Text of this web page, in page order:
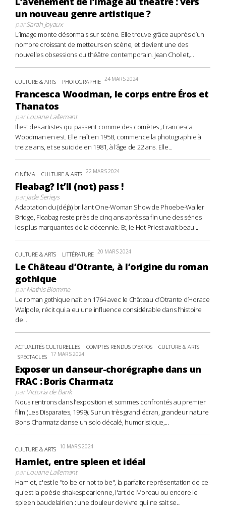
un nouveau genre artistique ?
parSarah Joyaux
L’image monte désormais sur scène. Elle trouve grâce auprès d’un
nombre croissant de metteurs en scène, et devient une des
nouvelles obsessions du théâtre contemporain. Jean Chollet,...
CULTURE & ARTS PHOTOGRAPHIE 24 MARS 2024
Francesca Woodman, le corps entre Éros et
Thanatos
parLouane Lallemant
Il est des artistes qui passent comme des comètes ; Francesca
Woodman en est. Elle naît en 1958, commence la photographie à
treize ans, et se suicide en 1981, à l’âge de 22 ans. Elle...
CINÉMA CULTURE & ARTS 22 MARS 2024
Fleabag? It’ll (not) pass !
parJade Serieys
Adaptation du (déjà) brillant One-Woman Show de Phoebe-Waller
Bridge, Fleabag reste près de cinq ans après sa fin une des séries
les plus marquantes de la décennie. Et, le Hot Priest avait beau...
CULTURE & ARTS LITTÉRATURE 20 MARS 2024
Le Château d’Otrante, à l’origine du roman
gothique
parMathis Blomme
Le roman gothique naît en 1764 avec le Château d’Otrante d’Horace
Walpole, récit qui a eu une influence considérable dans l’histoire
de...
ACTUALITÉS CULTURELLES COMPTES RENDUS D'EXPOS
CULTURE & ARTS
SPECTACLES 17 MARS 2024
Exposer un danseur-chorégraphe dans un
FRAC : Boris Charmatz
parVictoria de Bank
Nous rentrons dans l’exposition et sommes confrontés au premier
film (Les Disparates, 1999). Sur un très grand écran, grandeur nature
Boris Charmatz danse un solo décalé, humoristique,...
CULTURE & ARTS 10 MARS 2024
Hamlet, entre spleen et idéal
parLouane Lallemant
Hamlet, c'est le "to be or not to be", la parfaite représentation de ce
qu'est la poésie shakespearienne, l'art de Moreau ou encore le
spleen baudelairien : une douleur de vivre qui ne sait se...